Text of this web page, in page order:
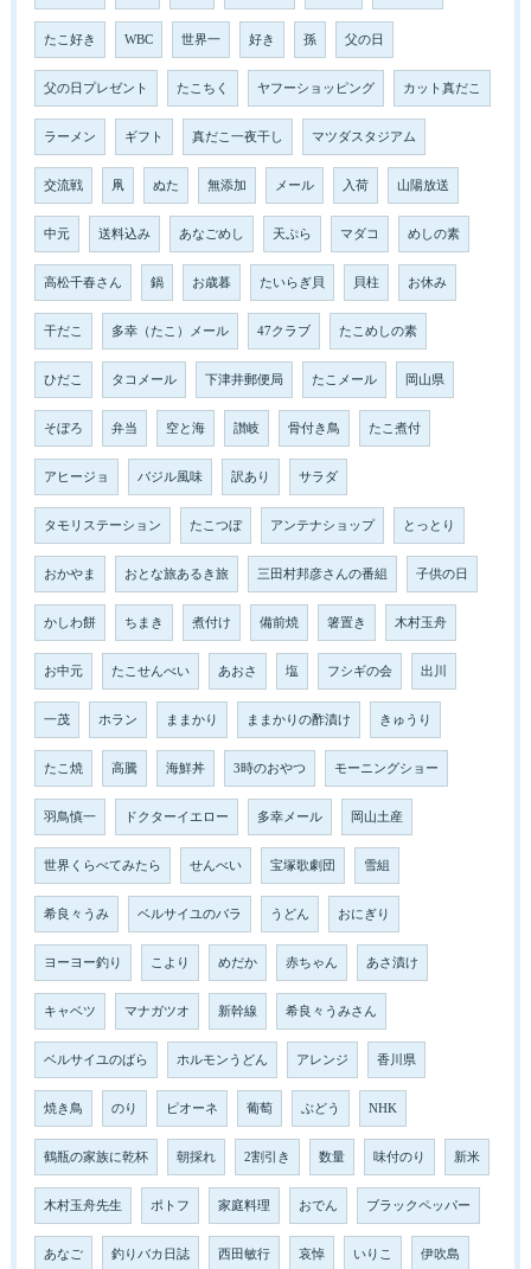
たこ好き WBC 世界一 好き 孫 父の日
父の日プレゼント たこちく ヤフーショッピング カット真だこ
ラーメン ギフト 真だこ一夜干し マツダスタジアム
交流戦 凧 ぬた 無添加 メール 入荷 山陽放送
中元 送料込み あなごめし 天ぷら マダコ めしの素
高松千春さん 鍋 お歳暮 たいらぎ貝 貝柱 お休み
干だこ 多幸（たこ）メール 47クラブ たこめしの素
ひだこ タコメール 下津井郵便局 たこメール 岡山県
そぼろ 弁当 空と海 讃岐 骨付き鳥 たこ煮付
アヒージョ バジル風味 訳あり サラダ
タモリステーション たこつぼ アンテナショップ とっとり
おかやま おとな旅あるき旅 三田村邦彦さんの番組 子供の日
かしわ餅 ちまき 煮付け 備前焼 箸置き 木村玉舟
お中元 たこせんべい あおさ 塩 フシギの会 出川
一茂 ホラン ままかり ままかりの酢漬け きゅうり
たこ焼 高騰 海鮮丼 3時のおやつ モーニングショー
羽鳥慎一 ドクターイエロー 多幸メール 岡山土産
世界くらべてみたら せんべい 宝塚歌劇団 雪組
希良々うみ ベルサイユのバラ うどん おにぎり
ヨーヨー釣り こより めだか 赤ちゃん あさ漬け
キャベツ マナガツオ 新幹線 希良々うみさん
ベルサイユのばら ホルモンうどん アレンジ 香川県
焼き鳥 のり ピオーネ 葡萄 ぶどう NHK
鶴瓶の家族に乾杯 朝採れ 2割引き 数量 味付のり 新米
木村玉舟先生 ポトフ 家庭料理 おでん ブラックペッパー
あなご 釣りバカ日誌 西田敏行 哀悼 いりこ 伊吹島